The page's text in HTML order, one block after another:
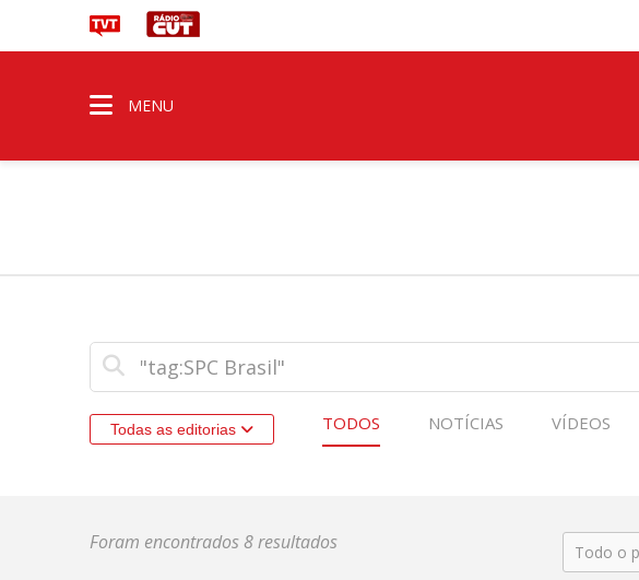
MENU
Todas as editorias TODOS NOTÍCIAS VÍDEOS
Foram encontrados 8 resultados Todo o